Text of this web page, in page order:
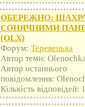
ОБЕРЕЖНО:
СОНЯЧНИМИ
(OLX)
Форум: Теревенька
Автор теми:
Автор останнього
повідомлення:
Кількість відповідей: 1